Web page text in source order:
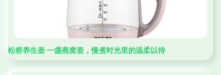
松桥养生壶 一盏燕窝壶，慢煮时光里的温柔以待